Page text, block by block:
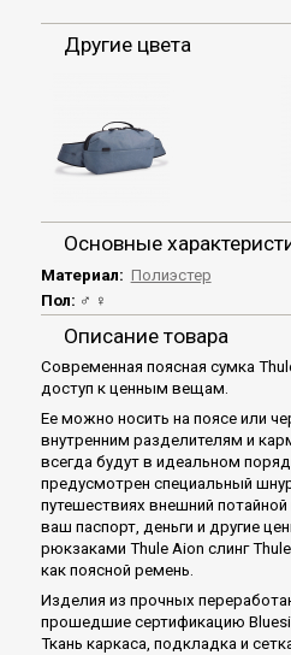
Другие цвета
Основные
Материал: Полиэстер
Пол: ♂ ♀
Описание товара
Современная поясная сумка
доступ к ценным вещам.
Ее можно носить на поясе или
внутренним разделителям и
всегда будут в идеальном
предусмотрен специальный
путешествиях внешний
ваш паспорт, деньги и другие
рюкзаками Thule Aion слинг
как поясной ремень.
Изделия из прочных
прошедшие сертификацию
Ткань каркаса, подкладка и